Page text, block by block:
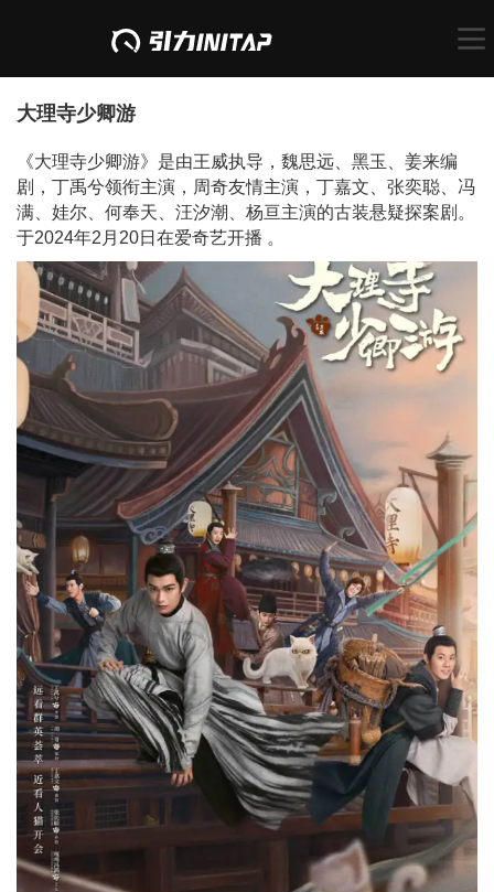
大理寺少卿游
《大理寺少卿游》是由王威执导，魏思远、黑玉、姜来编
剧，丁禹兮领衔主演，周奇友情主演，丁嘉文、张奕聪、冯
满、娃尔、何奉天、汪汐潮、杨亘主演的古装悬疑探案剧。
于2024年2月20日在爱奇艺开播 。